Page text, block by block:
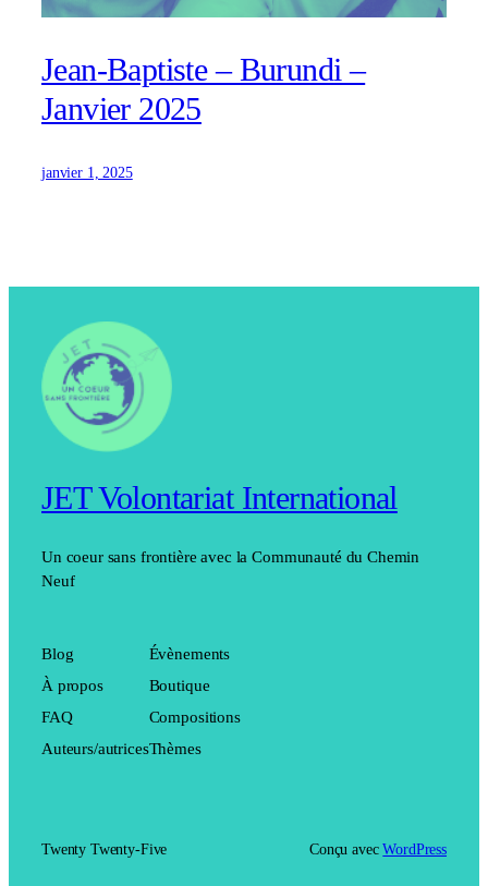
Jean-Baptiste – Burundi –
Janvier 2025
janvier 1, 2025
JET Volontariat International
Un coeur sans frontière avec la Communauté du Chemin
Neuf
Blog
À propos
FAQ
Auteurs/autrices
Évènements
Boutique
Compositions
Thèmes
Twenty Twenty-Five Conçu avecWordPress